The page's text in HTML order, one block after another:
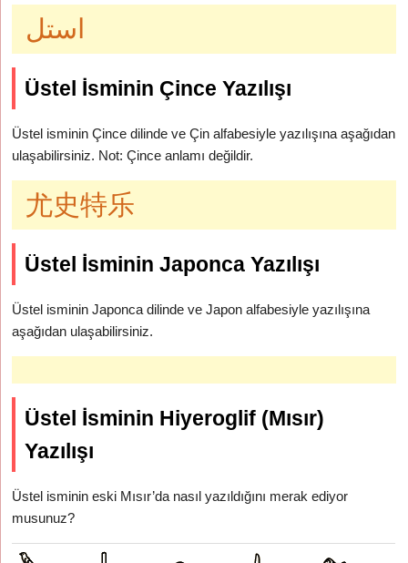
استل
Üstel İsminin Çince Yazılışı
Üstel isminin Çince dilinde ve Çin alfabesiyle yazılışına aşağıdan
ulaşabilirsiniz. Not: Çince anlamı değildir.
尤史特乐
Üstel İsminin Japonca Yazılışı
Üstel isminin Japonca dilinde ve Japon alfabesiyle yazılışına
aşağıdan ulaşabilirsiniz.
Üstel İsminin Hiyeroglif (Mısır)
Yazılışı
Üstel isminin eski Mısır’da nasıl yazıldığını merak ediyor
musunuz?